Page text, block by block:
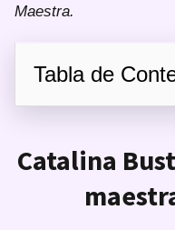
Maestra.
Tabla de
Catalina